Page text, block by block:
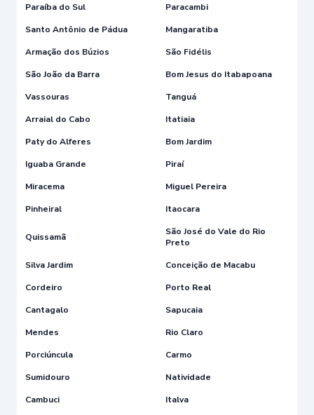
Paraíba do Sul
Paracambi
Santo Antônio de Pádua
Mangaratiba
Armação dos Búzios
São Fidélis
São João da Barra
Bom Jesus do Itabapoana
Vassouras
Tanguá
Arraial do Cabo
Itatiaia
Paty do Alferes
Bom Jardim
Iguaba Grande
Piraí
Miracema
Miguel Pereira
Pinheiral
Itaocara
Quissamã
São José do Vale do Rio
Preto
Silva Jardim
Conceição de Macabu
Cordeiro
Porto Real
Cantagalo
Sapucaia
Mendes
Rio Claro
Porciúncula
Carmo
Sumidouro
Natividade
Cambuci
Italva